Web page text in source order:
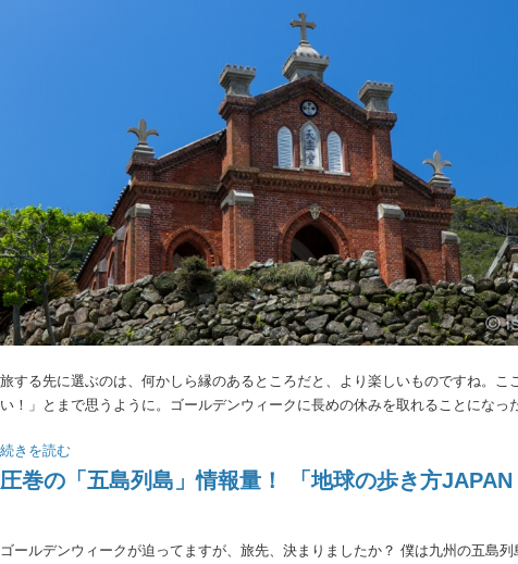
旅する先に選ぶのは、何かしら縁のあるところだと、より楽しいものですね。
い！」とまで思うように。ゴールデンウィークに長めの休みを取れることになっ
続きを読む
圧巻の「五島列島」情報量！ 「地球の歩き方
ゴールデンウィークが迫ってますが、旅先、決まりましたか？ 僕は九州の五島